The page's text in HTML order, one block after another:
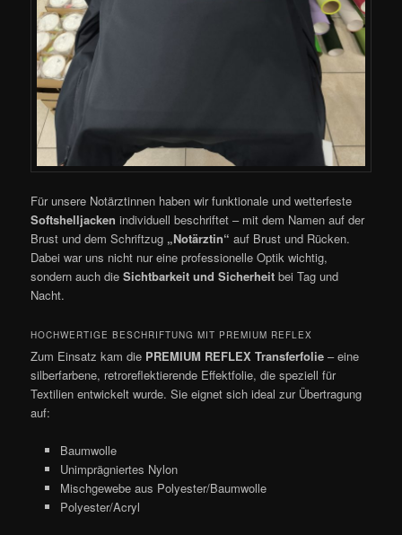
Für unsere Notärztinnen haben wir funktionale und wetterfeste
Softshelljacken individuell beschriftet – mit dem Namen auf der
Brust und dem Schriftzug „Notärztin“ auf Brust und Rücken.
Dabei war uns nicht nur eine professionelle Optik wichtig,
sondern auch dieSichtbarkeit und Sicherheit bei Tag und
Nacht.
HOCHWERTIGE BESCHRIFTUNG MIT PREMIUM REFLEX
Zum Einsatz kam die PREMIUM REFLEX Transferfolie – eine
silberfarbene, retroreflektierende Effektfolie, die speziell für
Textilien entwickelt wurde. Sie eignet sich ideal zur Übertragung
auf:
Baumwolle
Unimprägniertes Nylon
Mischgewebe aus Polyester/Baumwolle
Polyester/Acryl